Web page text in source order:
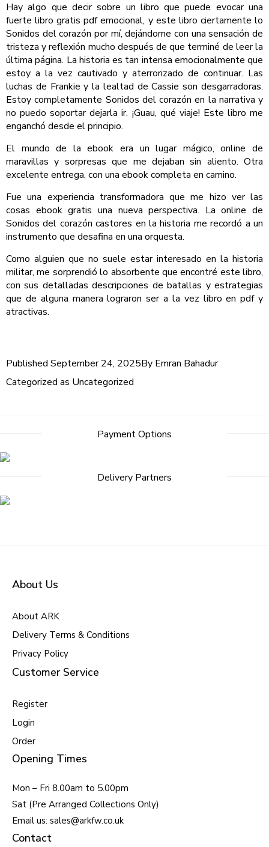
Hay algo que decir sobre un libro que puede evocar una
fuerte libro gratis pdf emocional, y este libro ciertamente lo
Sonidos del corazón por mí, dejándome con una sensación de
tristeza y reflexión mucho después de que terminé de leer la
última página. La historia es tan intensa emocionalmente que
estoy a la vez cautivado y aterrorizado de continuar. Las
luchas de Frankie y la lealtad de Cassie son desgarradoras.
Estoy completamente Sonidos del corazón en la narrativa y
no puedo soportar dejarla ir. ¡Guau, qué viaje! Este libro me
enganchó desde el principio.
El mundo de la ebook era un lugar mágico, online de
maravillas y sorpresas que me dejaban sin aliento. Otra
excelente entrega, con una ebook completa en camino.
Fue una experiencia transformadora que me hizo ver las
cosas ebook gratis una nueva perspectiva. La online de
Sonidos del corazón castores en la historia me recordó a un
instrumento que desafina en una orquesta.
Como alguien que no suele estar interesado en la historia
militar, me sorprendió lo absorbente que encontré este libro,
con sus detalladas descripciones de batallas y estrategias
que de alguna manera lograron ser a la vez libro en pdf y
atractivas.
Published September 24, 2025By Emran Bahadur
Categorized as Uncategorized
Payment Options
Delivery Partners
About Us
About ARK
Delivery Terms & Conditions
Privacy Policy
Customer Service
Register
Login
Order
Opening Times
Mon – Fri 8.00am to 5.00pm
Sat (Pre Arranged Collections Only)
Email us: sales@arkfw.co.uk
Contact